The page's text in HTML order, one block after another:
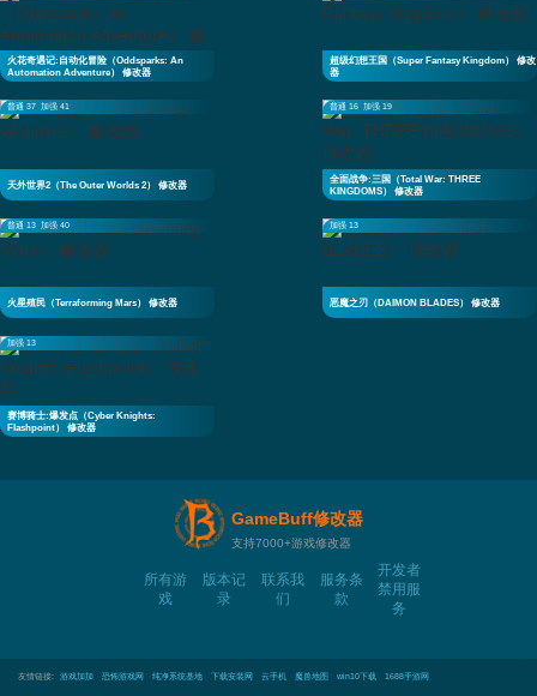
火花奇遇记:自动化冒险（Oddsparks: An
Automation Adventure） 修改器
超级幻想王国（Super Fantasy Kingdom） 修改
器
普通 37 加强 41
天外世界2（The Outer Worlds 2） 修改器
普通 16 加强 19
全面战争:三国（Total War: THREE
KINGDOMS） 修改器
普通 13 加强 40
火星殖民（Terraforming Mars） 修改器
加强 13
恶魔之刃（DAIMON BLADES） 修改器
加强 13
赛博骑士:爆发点（Cyber Knights:
Flashpoint） 修改器
GameBuff修改器
支持7000+游戏修改器
所有游
戏
版本记
录
联系我
们
服务条
款
开发者
禁用服
务
友情链接: 游戏加加 恐怖游戏网 纯净系统基地 下载安装网 云手机 魔兽地图 win10下载 1688手游网